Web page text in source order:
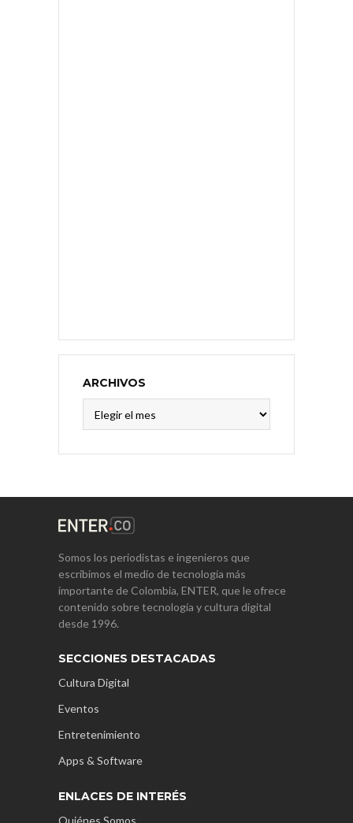
ARCHIVOS
Somos los periodistas e ingenieros que
escribimos el medio de tecnología más
importante de Colombia, ENTER, que le ofrece
contenido sobre tecnología y cultura digital
desde 1996.
SECCIONES DESTACADAS
Cultura Digital
Eventos
Entretenimiento
Apps & Software
ENLACES DE INTERÉS
Quiénes Somos